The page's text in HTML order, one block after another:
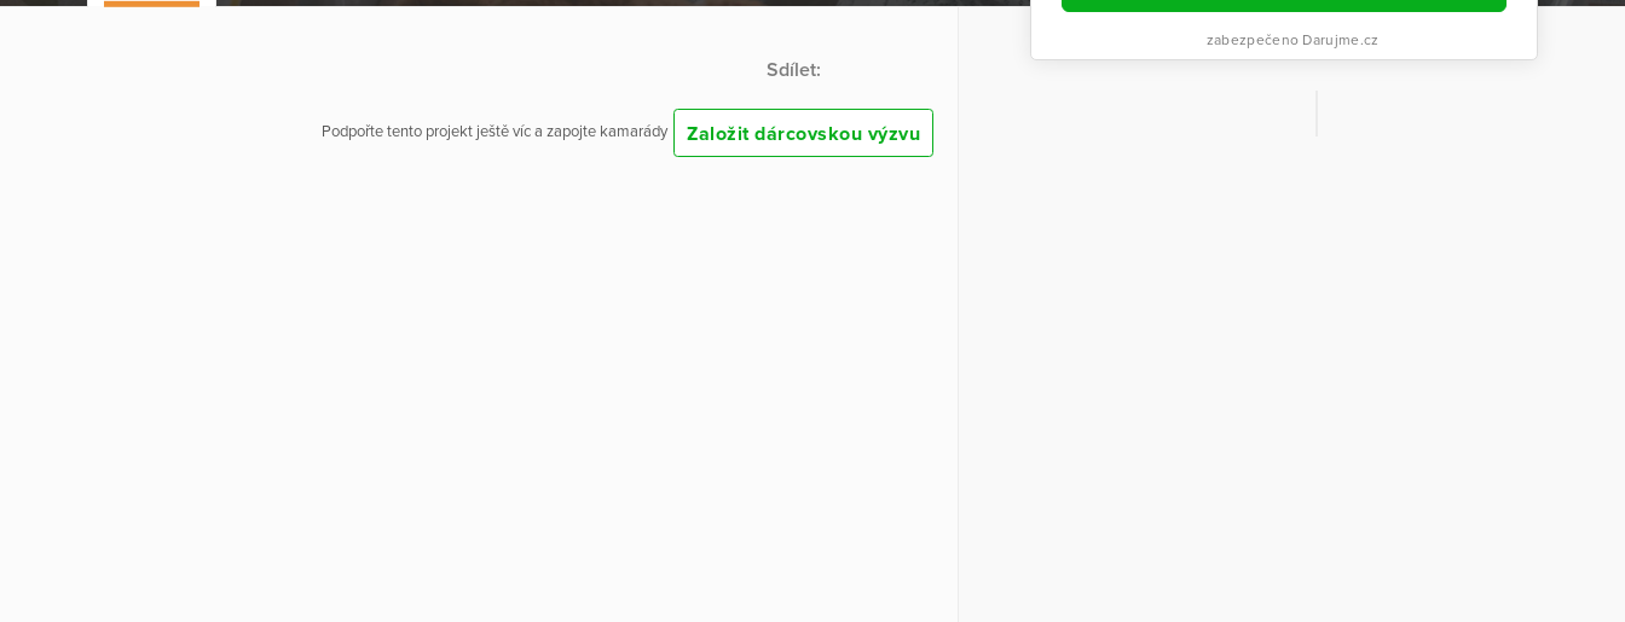
zabezpečeno Darujme.cz
Sdílet:
Podpořte tento projekt ještě víc a zapojte kamarády Založit dárcovskou výzvu